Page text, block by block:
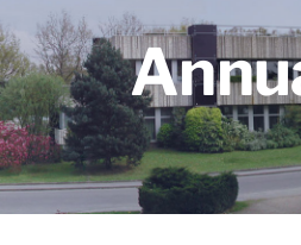
Equipes
Projets/Collaborations